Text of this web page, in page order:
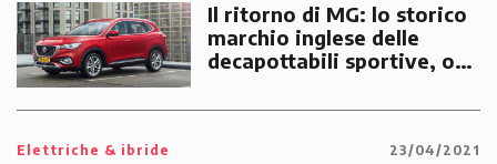
Il ritorno di MG: lo storico
marchio inglese delle
decapottabili sportive, ora
il suo primo SUV
Elettriche & ibride 23/04/2021